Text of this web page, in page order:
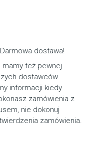
Darmowa dostawa!
mamy też pewnej
dostawców.
informacji kiedy
zamówienia z
nie dokonuj
zamówienia.